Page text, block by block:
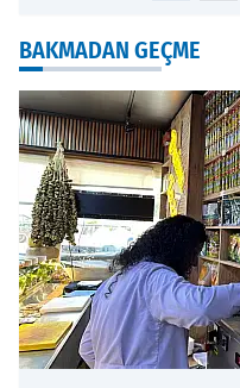
BAKMADAN GEÇME